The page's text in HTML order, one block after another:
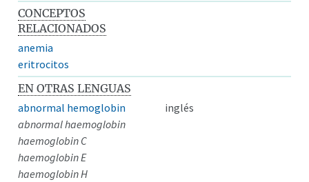
CONCEPTOS
RELACIONADOS
anemia
eritrocitos
EN OTRAS LENGUAS
abnormal hemoglobin
inglés
abnormal haemoglobin
haemoglobin C
haemoglobin E
haemoglobin H